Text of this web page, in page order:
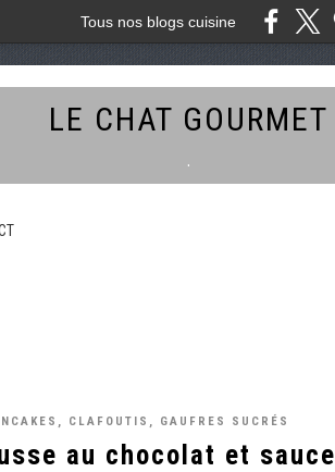
Tous nos blogs cuisine
LE CHAT GOURMET
.
CLAFOUTIS, GAUFRES SUCRÉS
au chocolat et sauce